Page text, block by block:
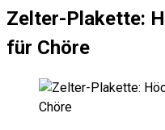
Zelter-Plakette:
für Chöre